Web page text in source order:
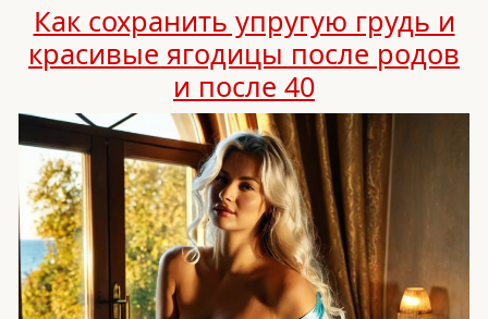
Как сохранить упругую грудь и
красивые ягодицы после родов
и после 40